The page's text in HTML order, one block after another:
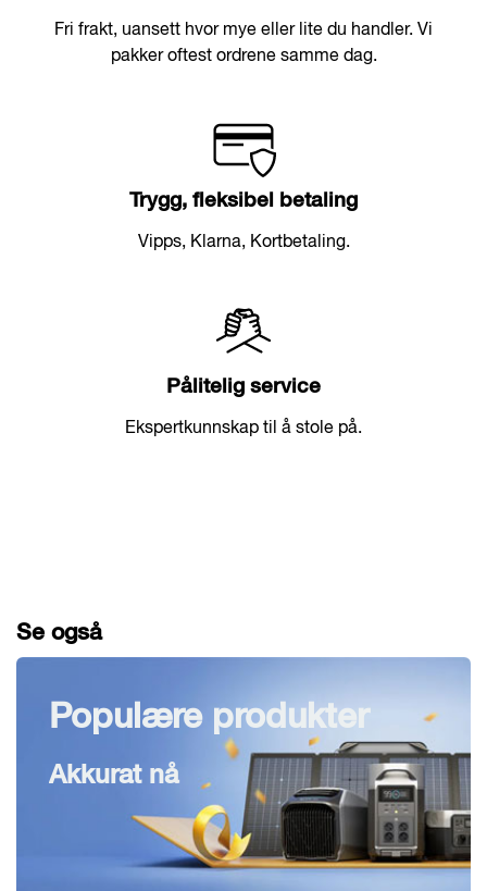
Fri frakt, uansett hvor mye eller lite du handler. Vi
pakker oftest ordrene samme dag.
Trygg, fleksibel betaling
Vipps, Klarna, Kortbetaling.
Pålitelig service
Ekspertkunnskap til å stole på.
Se også
Populære produkter
Akkurat nå